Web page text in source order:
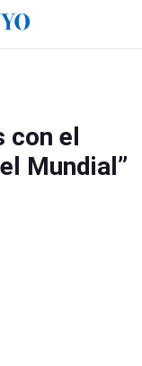
con el
Mundial”